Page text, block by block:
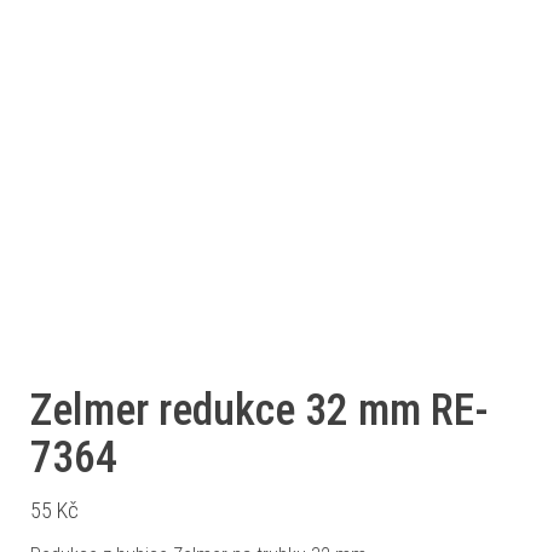
Zelmer redukce 32 mm RE-
7364
55 Kč